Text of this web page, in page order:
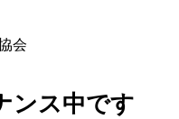
ンス中です